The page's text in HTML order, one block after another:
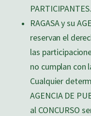
PARTICIPANTES.
RAGASA y su
reservan el
las
no cumplan con
Cualquier
AGENCIA DE
al CONCURSO